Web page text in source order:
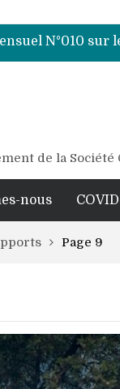
N° 012 sur
N°010 sur
N°009 sur
N°007 sur
N° 012 sur
de la Société
nous
Page 9